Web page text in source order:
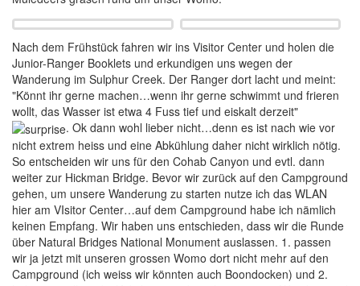
Nach dem Frühstück fahren wir ins Visitor Center und holen die
Junior-Ranger Booklets und erkundigen uns wegen der
Wanderung im Sulphur Creek. Der Ranger dort lacht und meint:
"Könnt ihr gerne machen…wenn ihr gerne schwimmt und frieren
wollt, das Wasser ist etwa 4 Fuss tief und eiskalt derzeit"
. Ok dann wohl lieber nicht…denn es ist nach wie vor
nicht extrem heiss und eine Abkühlung daher nicht wirklich nötig.
So entscheiden wir uns für den Cohab Canyon und evtl. dann
weiter zur Hickman Bridge. Bevor wir zurück auf den Campground
gehen, um unsere Wanderung zu starten nutze ich das WLAN
hier am VIsitor Center…auf dem Campground habe ich nämlich
keinen Empfang. Wir haben uns entschieden, dass wir die Runde
über Natural Bridges National Monument auslassen. 1. passen
wir ja jetzt mit unseren grossen Womo dort nicht mehr auf den
Campground (ich weiss wir könnten auch Boondocken) und 2.